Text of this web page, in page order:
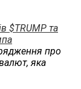
$TRUMP та
про
яка